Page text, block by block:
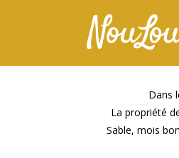
Dans
La propriété
Sable, mois